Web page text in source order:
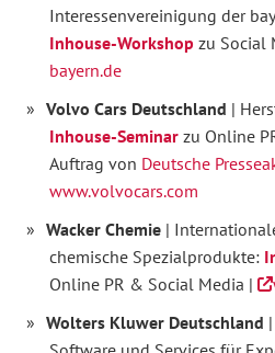
Interessenvereinigung der
Inhouse-Workshop zu Social
bayern.de
Volvo Cars Deutschland |
Inhouse-Seminar zu Online
Auftrag von Deutsche
www.volvocars.com
Wacker Chemie |
chemische Spezialprodukte:
Online PR & Social Media |
Wolters Kluwer Deutschland